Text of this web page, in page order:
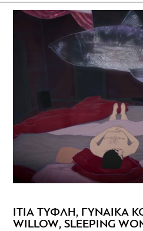
ΙΤΙΑ ΤΥΦΛΗ, ΓΥΝΑΙΚΑ
WILLOW, SLEEPING